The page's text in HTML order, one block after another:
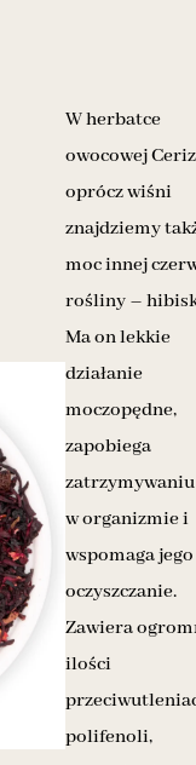
W herbatce
owocowej
oprócz wiśni
znajdziemy
moc innej
rośliny –
Ma on lekkie
działanie
moczopędne,
zapobiega
w organizmie i
wspomaga jego
oczyszczanie.
Zawiera
ilości
polifenoli,